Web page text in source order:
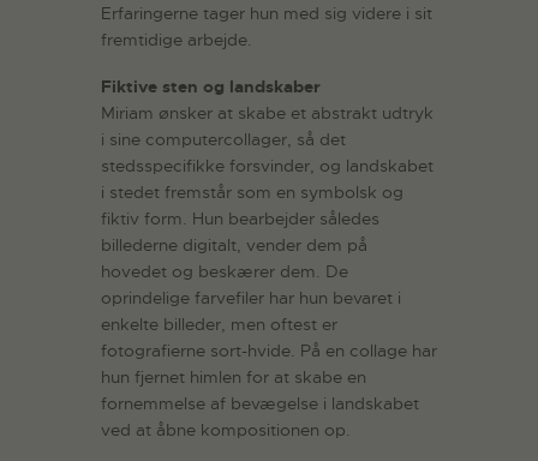
Erfaringerne tager hun med sig videre i sit
fremtidige arbejde.
Fiktive sten og landskaber
Miriam ønsker at skabe et abstrakt udtryk
i sine computercollager, så det
stedsspecifikke forsvinder, og landskabet
i stedet fremstår som en symbolsk og
fiktiv form. Hun bearbejder således
billederne digitalt, vender dem på
hovedet og beskærer dem. De
oprindelige farvefiler har hun bevaret i
enkelte billeder, men oftest er
fotografierne sort-hvide. På en collage har
hun fjernet himlen for at skabe en
fornemmelse af bevægelse i landskabet
ved at åbne kompositionen op.